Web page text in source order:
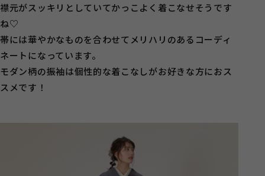
襟元がスッキリとしていてかっこよく着こなせそうです
ね♡
帯には華やかなものを合わせてメリハリのあるコーディ
ネートになっています。
モダン柄の振袖は個性的な着こなしがお好きな方におス
スメです！